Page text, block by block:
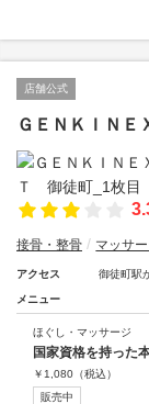
店舗公式
ＧＥＮＫＩＮ
接骨・整骨 マッサ
アクセス 御徒町駅
メニュー
ほぐし・マッサージ
国家資格を持った
￥ 1,080 （税込）
販売中